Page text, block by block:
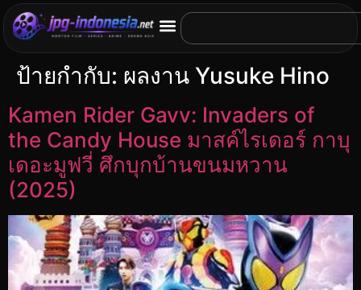
ป้ายกำกับ: ผลงาน Yusuke Hino
Kamen Rider Gavv: Invaders of
the Candy House มาสค์ไรเดอร์ กาบุ
เดอะมูฟวี่ ศึกบุกบ้านขนมหวาน
(2025)